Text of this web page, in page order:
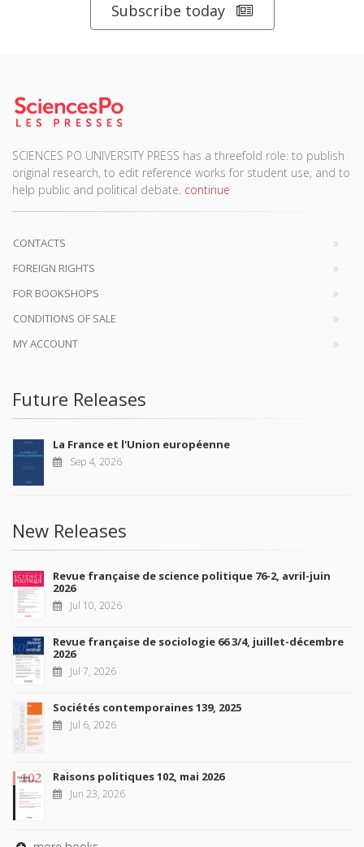
Subscribe today
SCIENCES PO UNIVERSITY PRESS has a threefold role: to publish
original research, to edit reference works for student use, and to
help public and political debate. continue
CONTACTS
FOREIGN RIGHTS
FOR BOOKSHOPS
CONDITIONS OF SALE
MY ACCOUNT
Future Releases
La France et l'Union européenne
Sep 4, 2026
New Releases
Revue française de science politique 76-2, avril-juin
2026
Jul 10, 2026
Revue française de sociologie 66 3/4, juillet-décembre
2026
Jul 7, 2026
Sociétés contemporaines 139, 2025
Jul 6, 2026
Raisons politiques 102, mai 2026
Jun 23, 2026